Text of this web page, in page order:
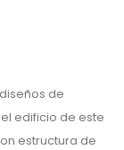
de
edificio de este
estructura de